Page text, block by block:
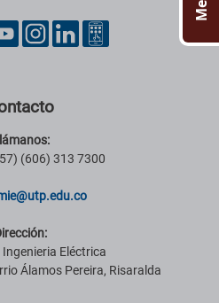
de contacto, redes sociales y datos
(606) 313 7300
Eléctrica
Álamos Pereira, Risaralda